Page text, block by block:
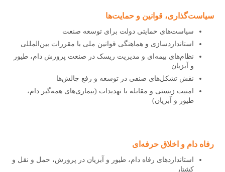
سیاست‌گذاری، قوانین و حمایت‌ها
سیاست‌های حمایتی دولت برای توسعه صنعت
استانداردسازی و هماهنگی قوانین ملی با مقررات بین‌المللی
نظام‌های بیمه‌ای و مدیریت ریسک در صنعت پرورش دام، طیور
و آبزیان
نقش تشکل‌های صنفی در توسعه و رفع چالش‌ها
امنیت زیستی و مقابله با تهدیدات (بیماری‌های همه‌گیر دام،
طیور و آبزیان)
رفاه دام و اخلاق حرفه‌ای
استانداردهای رفاه دام، طیور و آبزیان در پرورش، حمل ‌و نقل و
کشتار